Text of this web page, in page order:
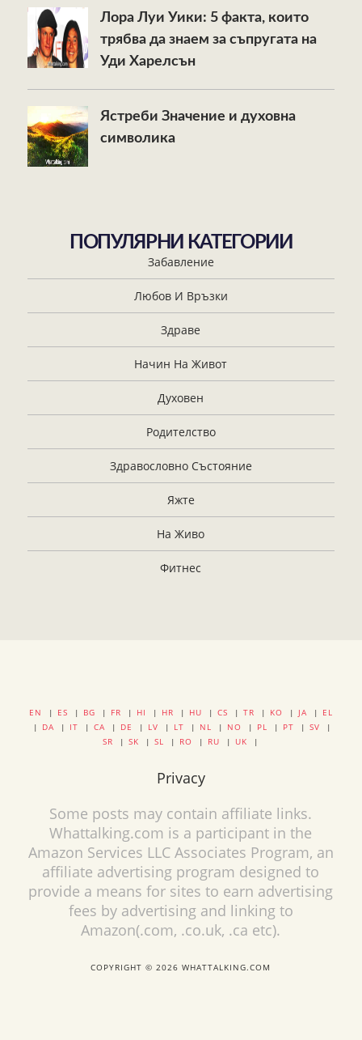
Лора Луи Уики: 5 факта, които
трябва да знаем за съпругата на
Уди Харелсън
Ястреби Значение и духовна
символика
ПОПУЛЯРНИ КАТЕГОРИИ
Забавление
Любов И Връзки
Здраве
Начин На Живот
Духовен
Родителство
Здравословно Състояние
Яжте
На Живо
Фитнес
EN | ES | BG | FR | HI | HR | HU | CS | TR | KO | JA | EL
| DA | IT | CA | DE | LV | LT | NL | NO | PL | PT | SV |
SR | SK | SL | RO | RU | UK |
Privacy
Some posts may contain affiliate links.
Whattalking.com is a participant in the
Amazon Services LLC Associates Program, an
affiliate advertising program designed to
provide a means for sites to earn advertising
fees by advertising and linking to
Amazon(.com, .co.uk, .ca etc).
COPYRIGHT © 2026 WHATTALKING.COM